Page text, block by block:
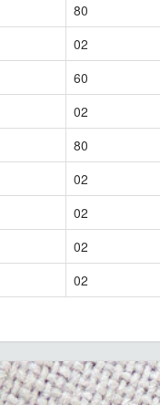
80
02
60
02
80
02
02
02
02